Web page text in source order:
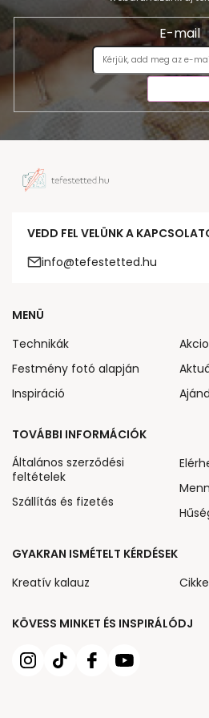
E-mail
VEDD FEL VELÜNK A
info@tefestetted.hu
KÖVESS MINKET ÉS INSPIRÁLÓDJ
MENÜ
Technikák
Festmény fotó alapján
Inspiráció
Akcio
TOVÁBBI INFORMÁCIÓK
Általános szerződési
feltételek
Szállítás és fizetés
GYAKRAN ISMÉTELT KÉRDÉSEK
Kreatív kalauz